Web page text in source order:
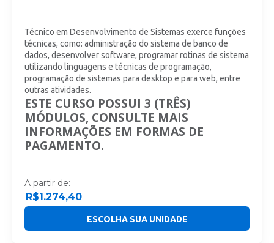
Técnico em Desenvolvimento de Sistemas exerce funções
técnicas, como: administração do sistema de banco de
dados, desenvolver software, programar rotinas de sistema
utilizando linguagens e técnicas de programação,
programação de sistemas para desktop e para web, entre
outras atividades.
ESTE CURSO POSSUI 3 (TRÊS)
MÓDULOS, CONSULTE MAIS
INFORMAÇÕES EM FORMAS DE
PAGAMENTO.
A partir de:
R$1.274,40
ESCOLHA SUA UNIDADE